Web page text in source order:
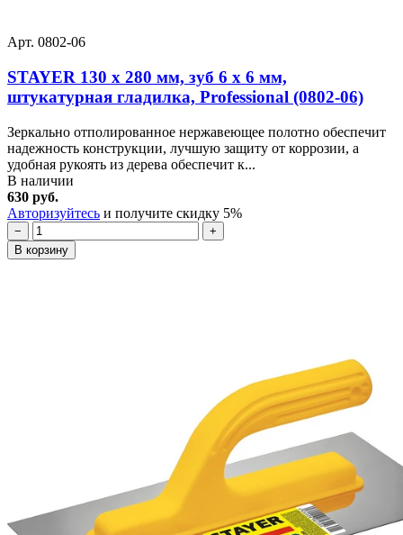
Арт. 0802-06
STAYER 130 х 280 мм, зуб 6 х 6 мм,
штукатурная гладилка, Professional (0802-06)
Зеркально отполированное нержавеющее полотно обеспечит
надежность конструкции, лучшую защиту от коррозии, а
удобная рукоять из дерева обеспечит к...
В наличии
630 руб.
Авторизуйтесь и получите скидку 5%
−
+
В корзину